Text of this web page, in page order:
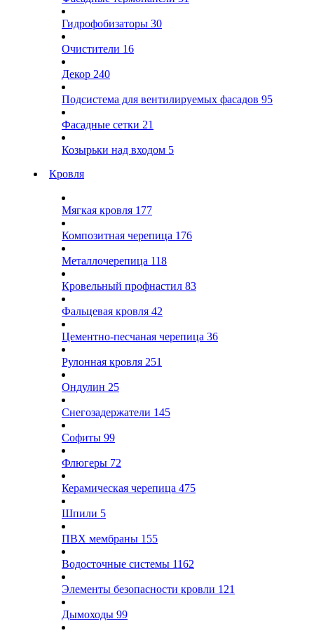
Гидрофобизаторы 30
Очистители 16
Декор 240
Подсистема для вентилируемых фасадов 95
Фасадные сетки 21
Козырьки над входом 5
Кровля
Мягкая кровля 177
Композитная черепица 176
Металлочерепица 118
Кровельный профнастил 83
Фальцевая кровля 42
Цементно-песчаная черепица 36
Рулонная кровля 251
Ондулин 25
Снегозадержатели 145
Софиты 99
Флюгеры 72
Керамическая черепица 475
Шпили 5
ПВХ мембраны 155
Водосточные системы 1162
Элементы безопасности кровли 121
Дымоходы 99